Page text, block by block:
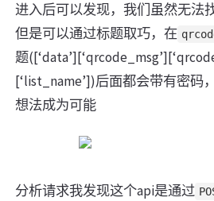
进入后可以发现，我们虽然无法
但是可以通过标题取巧，在
题
[‘list_name’])后面都会带有密码
想法成为可能
分析请求我发现这个api是通过